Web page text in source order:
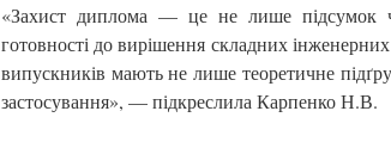
«Захист диплома — це не лише підсумок
готовності до вирішення складних
випускників мають не лише теоретичне
застосування», — підкреслила Карпенко Н.В.